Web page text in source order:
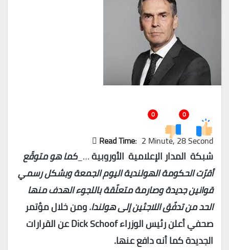
0
0
Read Time: 2 Minute, 28 Second
شبكة المدار الإعلامية الأوروبية…_كما هو متوقّع
أقرّت الحكومة الهولندية اليوم الجمعة وبشكل رسمي
قوانين جديدة وصارمة متعلّقة باللجوء الهدف منها
الحد من تدفّق اللاجئين إلى هولندا.ومن خلال مؤتمر
صحفي أعلن رئيس الوزراءDick Schoofعن القرارات
الجديدة كما أنه دافع عنها.